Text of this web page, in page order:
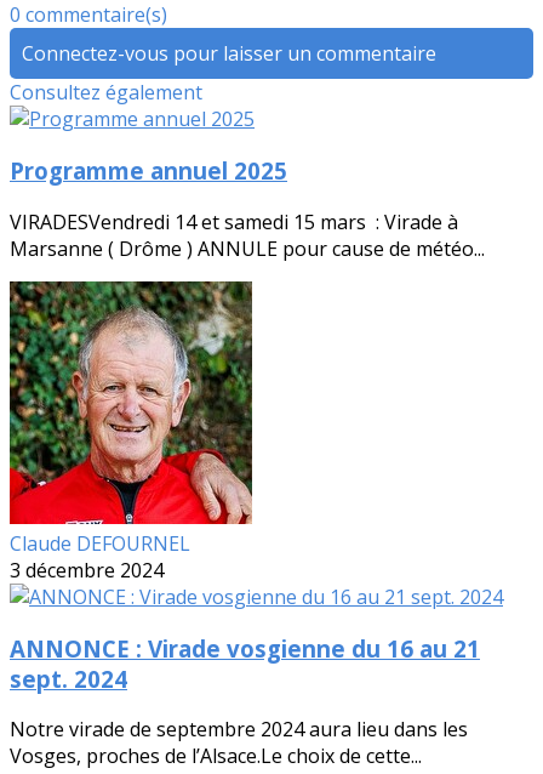
0 commentaire(s)
Connectez-vous pour laisser un commentaire
Consultez également
Programme annuel 2025
VIRADESVendredi 14 et samedi 15 mars : Virade à
Marsanne ( Drôme ) ANNULE pour cause de météo...
Claude DEFOURNEL
3 décembre 2024
ANNONCE : Virade vosgienne du 16 au 21
sept. 2024
Notre virade de septembre 2024 aura lieu dans les
Vosges, proches de l’Alsace.Le choix de cette...